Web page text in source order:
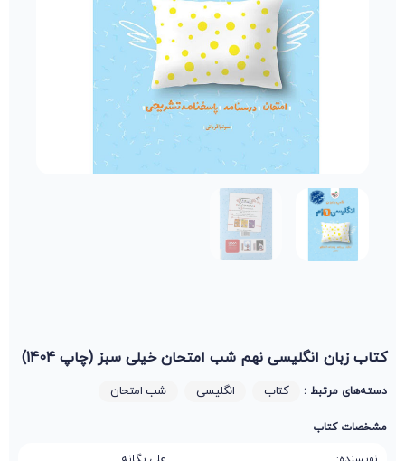
کتاب زبان انگلیسی نهم شب امتحان خیلی سبز (چاپ 1404)
دسته‌های مرتبط : کتاب انگلیسی شب امتحان
مشخصات کتاب